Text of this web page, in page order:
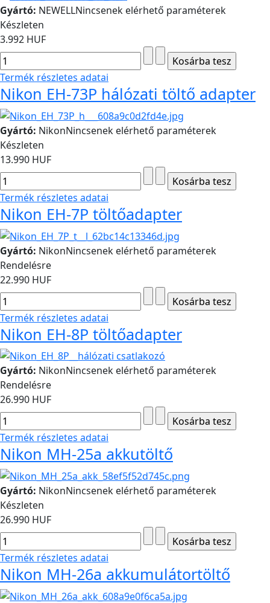
Gyártó: NEWELLNincsenek elérhető paraméterek
Készleten
3.992 HUF
Termék részletes adatai
Nikon EH-73P hálózati töltő adapter
Gyártó: NikonNincsenek elérhető paraméterek
Készleten
13.990 HUF
Termék részletes adatai
Nikon EH-7P töltőadapter
Gyártó: NikonNincsenek elérhető paraméterek
Rendelésre
22.990 HUF
Termék részletes adatai
Nikon EH-8P töltőadapter
Gyártó: NikonNincsenek elérhető paraméterek
Rendelésre
26.990 HUF
Termék részletes adatai
Nikon MH-25a akkutöltő
Gyártó: NikonNincsenek elérhető paraméterek
Készleten
26.990 HUF
Termék részletes adatai
Nikon MH-26a akkumulátortöltő